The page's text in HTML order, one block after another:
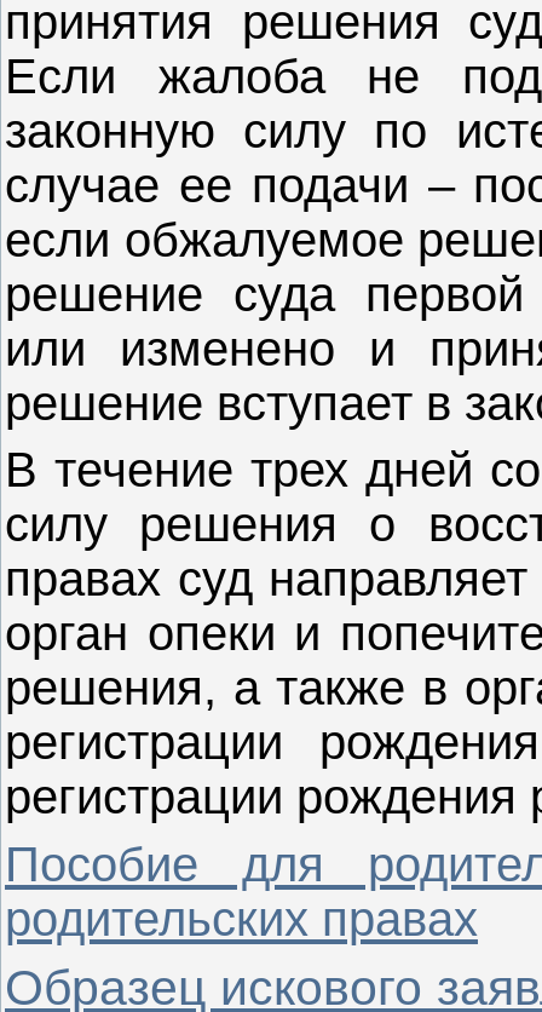
принятия решения
Если жалоба не
законную силу по
случае ее подачи –
если обжалуемое
решение суда
или изменено и
решение вступает в
В течение трех дней
силу решения о
правах суд
орган опеки и
решения, а также в
регистрации
регистрации
Пособие для
родительских правах
Образец искового